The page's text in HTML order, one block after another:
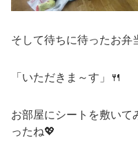
そして待ちに待ったお弁
「いただきま～す」🍴
お部屋にシートを敷いて
ったね💖